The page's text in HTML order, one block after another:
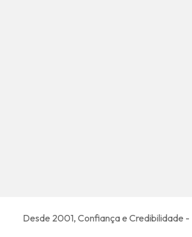
Desde 2001, Confiança e Credibilidade -